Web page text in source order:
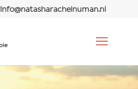
info@natasharachelnuman.nl